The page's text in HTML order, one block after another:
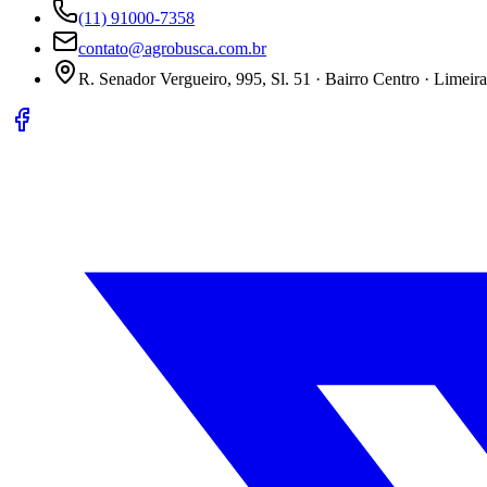
(11) 91000-7358
contato@agrobusca.com.br
R. Senador Vergueiro, 995, Sl. 51 · Bairro Centro ·